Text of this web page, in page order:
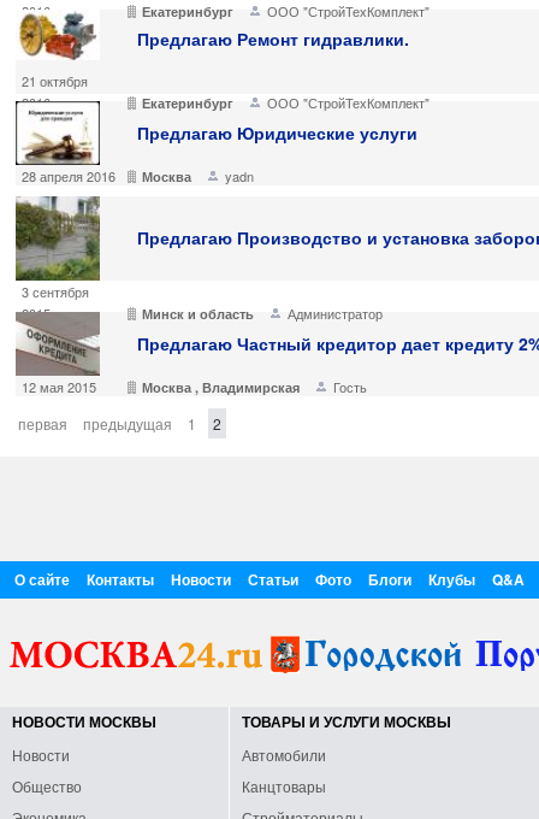
2016
Екатеринбург ООО "СтройТехКомплект"
Предлагаю Ремонт гидравлики.
21 октября
2016
Екатеринбург ООО "СтройТехКомплект"
Предлагаю Юридические услуги
28 апреля 2016 Москва yadn
Предлагаю Производство и установка
3 сентября
2015
Минск и область Администратор
Предлагаю Частный кредитор дает кредиту
12 мая 2015 Москва , Владимирская Гость
первая предыдущая 1 2
О сайте Контакты Новости Статьи Фото Блоги Клубы Q&A
НОВОСТИ МОСКВЫ
Новости
Общество
ТОВАРЫ И УСЛУГИ МОСКВЫ
Автомобили
Канцтовары